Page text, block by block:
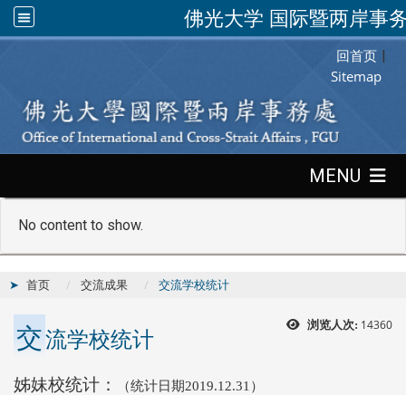
佛光大学 国际暨两岸事
:::
回首页 |
Sitemap
MENU
No content to show.
首页 交流成果 交流学校统计
浏览人次: 14360
交流学校统计
姊妹校统计： （统计日期2019.12.31 ）